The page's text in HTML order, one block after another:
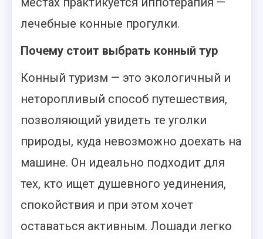
лечебные конные прогулки.
Почему стоит выбрать конный тур
Конный туризм — это экологичный и
неторопливый способ путешествия,
позволяющий увидеть те уголки
природы, куда невозможно доехать на
машине. Он идеально подходит для
тех, кто ищет душевного уединения,
спокойствия и при этом хочет
оставаться активным. Лошади легко